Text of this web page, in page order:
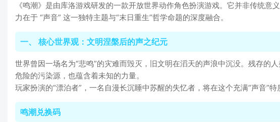
《鸣潮》是由库洛游戏研发的一款开放世界动作角色扮演游戏。它并非传统
力在于 “声音” 这一独特主题与“末日重生”哲学命题的深度融合。
一、 核心世界观：文明涅槃后的声之纪元
世界曾因一场名为“悲鸣”的灾难而毁灭，旧文明在滔天的声浪中沉没。残存的
危险的污染源，也蕴含着未知的力量。
玩家扮演的“漂泊者”，一名自漫长沉睡中苏醒的失忆者，将在这个充满“声音”
鸣潮兑换码